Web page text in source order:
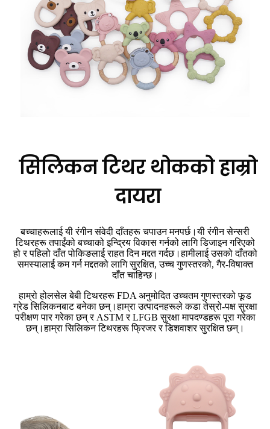
सिलिकन टिथर थोकको हाम्रो
दायरा
बच्चाहरूलाई यी रंगीन संवेदी दाँतहरू चपाउन मनपर्छ।यी रंगीन सेन्सरी
टिथरहरू तपाईंको बच्चाको इन्द्रिय विकास गर्नको लागि डिजाइन गरिएको
हो र पहिलो दाँत पोकिङलाई राहत दिन मद्दत गर्दछ।हामीलाई उसको दाँतको
समस्यालाई कम गर्न मद्दतको लागि सुरक्षित, उच्च गुणस्तरको, गैर-विषाक्त
दाँत चाहिन्छ।
हाम्रो होलसेल बेबी टिथरहरू FDA अनुमोदित उच्चतम गुणस्तरको फूड
ग्रेड सिलिकनबाट बनेका छन्।हाम्रा उत्पादनहरूले कडा तेस्रो-पक्ष सुरक्षा
परीक्षण पार गरेका छन् र ASTM र LFGB सुरक्षा मापदण्डहरू पूरा गरेका
छन्।हाम्रा सिलिकन टिथरहरू फ्रिजर र डिशवाशर सुरक्षित छन्।